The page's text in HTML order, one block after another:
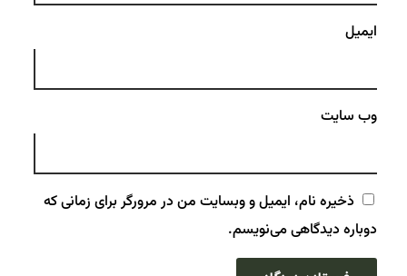
ایمیل
وب‌ سایت
ذخیره نام، ایمیل و وبسایت من در مرورگر برای زمانی که
دوباره دیدگاهی می‌نویسم.